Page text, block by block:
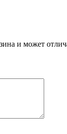
и может